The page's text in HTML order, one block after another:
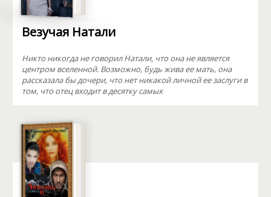
Везучая Натали
Никто никогда не говорил Натали, что она не является
центром вселенной. Возможно, будь жива ее мать, она
рассказала бы дочери, что нет никакой личной ее заслуги в
том, что отец входит в десятку самых